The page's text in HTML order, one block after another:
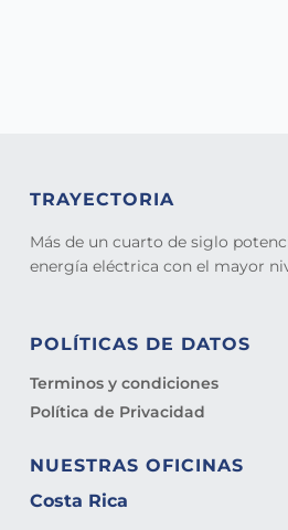
TRAYECTORIA
Más de un cuarto de siglo
energía eléctrica con el mayor
POLÍTICAS DE DATOS
Terminos y condiciones
Política de Privacidad
NUESTRAS OFICINAS
Costa Rica